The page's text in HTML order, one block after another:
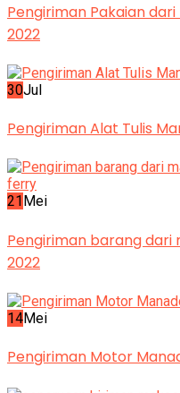
Pengiriman Pakaian
2022
30Jul
Pengiriman Alat Tulis
21 Mei
Pengiriman barang dari
2022
14Mei
Pengiriman Motor